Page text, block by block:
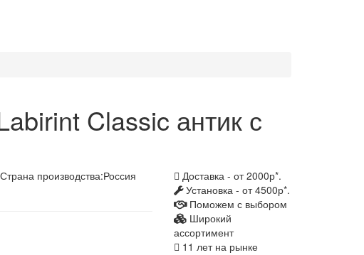
Classic антик с
Страна производства:Россия
Доставка - от 2000р*.
Установка - от 4500р*.
Поможем с выбором
Широкий
ассортимент
11 лет на рынке